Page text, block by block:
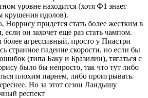
уровне находится (хотя Ф1 знает
крушения идолов).
Норрису придется стать более жестким в
если он захочет еще раз стать чампом.
более агрессивный, просто у Пиастри
странное падение скорости, но если бы
(типа Баку и Бразилии), тягаться с
было бы непросто, так что тут либо
плохим парнем, либо проигрывать.
Но за этот сезон Ландышу
респект